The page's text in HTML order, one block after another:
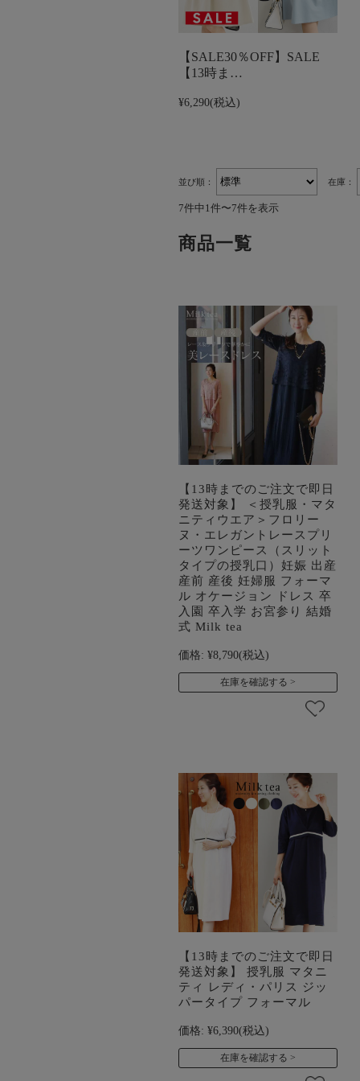
【SALE30％OFF】SALE
【13時ま…
¥6,290(税込)
並び順： 在庫：
7件中1件〜7件を表示
商品一覧
【13時までのご注文で即日
発送対象】 ＜授乳服・マタ
ニティウエア＞フロリー
ヌ・エレガントレースプリ
ーツワンピース（スリット
タイプの授乳口）妊娠 出産
産前 産後 妊婦服 フォーマ
ル オケージョン ドレス 卒
入園 卒入学 お宮参り 結婚
式 Milk tea
価格: ¥8,790(税込)
在庫を確認する
【13時までのご注文で即日
発送対象】 授乳服 マタニ
ティ レディ・パリス ジッ
パータイプ フォーマル
価格: ¥6,390(税込)
在庫を確認する